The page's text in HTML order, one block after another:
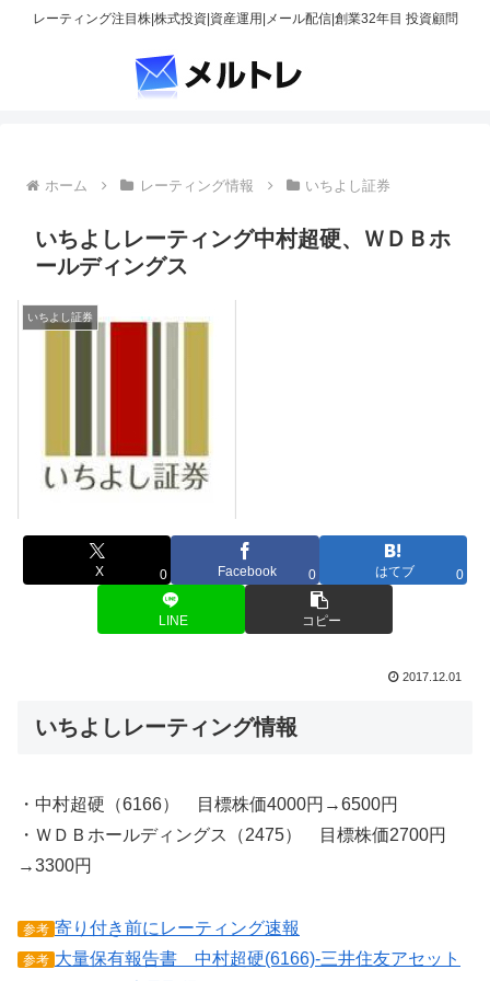
レーティング注目株|株式投資|資産運用|メール配信|創業32年目 投資顧問
ホーム レーティング情報 いちよし証券
いちよしレーティング中村超硬、ＷＤＢホ
ールディングス
いちよし証券
X 0 Facebook 0 はてブ 0
LINE コピー
2017.12.01
いちよしレーティング情報
・中村超硬（6166） 目標株価4000円→6500円
・ＷＤＢホールディングス（2475） 目標株価2700円
→3300円
参考 寄り付き前にレーティング速報
参考 大量保有報告書 中村超硬(6166)-三井住友アセット